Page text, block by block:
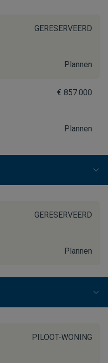
GERESERVEERD
Plannen
€ 857.000
Plannen
GERESERVEERD
Plannen
PILOOT-WONING